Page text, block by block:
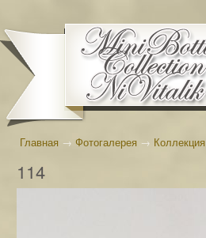
Главная → Фотогалерея → Коллекция
114